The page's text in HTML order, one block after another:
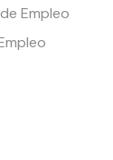
Empleo